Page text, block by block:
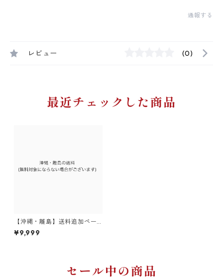
通報する
レビュー (0)
最近チェックした商品
【沖縄・離島】送料追加ペー
ジ(11,000円〜ご購入の場合)
¥9,999
セール中の商品